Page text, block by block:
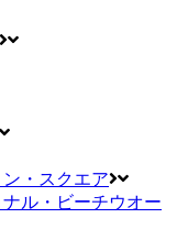
・スクエア
ル・ビーチウオー